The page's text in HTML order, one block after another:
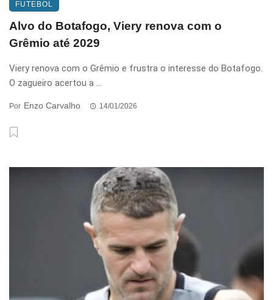
FUTEBOL
Alvo do Botafogo, Viery renova com o
Grêmio até 2029
Viery renova com o Grêmio e frustra o interesse do Botafogo.
O zagueiro acertou a ...
Por Enzo Carvalho 14/01/2026